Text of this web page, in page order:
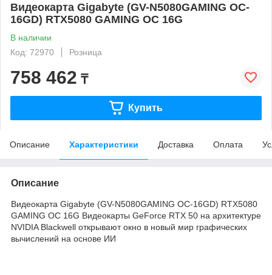
Видеокарта Gigabyte (GV-N5080GAMING OC-
16GD) RTX5080 GAMING OC 16G
В наличии
Код: 72970
Розница
758 462 ₸
Купить
Описание Характеристики Доставка Оплата
Описание
Видеокарта Gigabyte (GV-N5080GAMING OC-16GD) RTX5080
GAMING OC 16G Видеокарты GeForce RTX 50 на архитектуре
NVIDIA Blackwell открывают окно в новый мир графических
вычислений на основе ИИ